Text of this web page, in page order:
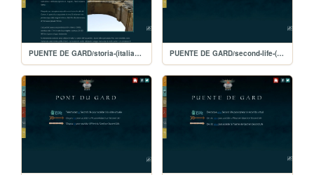
PUENTE DE GARD/storia-(italiano) PUENTE DE GARD/second-life-(italiano)